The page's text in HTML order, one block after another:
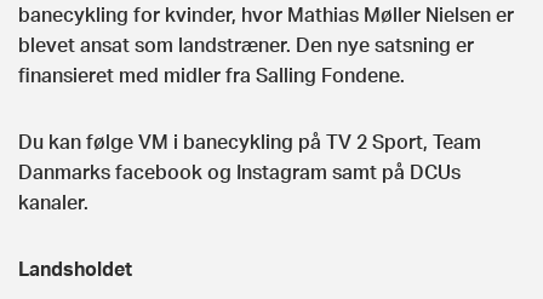
banecykling for kvinder, hvor Mathias Møller Nielsen er
blevet ansat som landstræner. Den nye satsning er
finansieret med midler fra Salling Fondene.
Du kan følge VM i banecykling på TV 2 Sport, Team
Danmarks facebook og Instagram samt på DCUs
kanaler.
Landsholdet